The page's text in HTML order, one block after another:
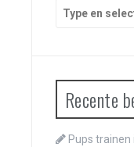
naar:
Recente
Pups